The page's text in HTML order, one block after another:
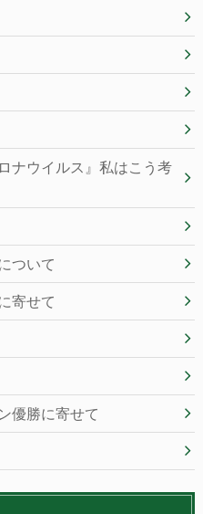
ナウイルス』私はこう考
ついて
寄せて
優勝に寄せて